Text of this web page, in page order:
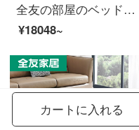
全友の部屋のベッドのダブルベッドの高箱のベッドの現代簡単な皮の芸の軟さは1.8メートル1.5 mのベッドの主な寝室の物を保管する家具の126102 1.5 mの高箱のベッドによります。
¥18048~
カートに入れる